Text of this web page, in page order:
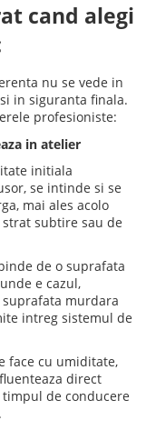
cand alegi
nu se vede in
in siguranta finala.
profesioniste:
in atelier
initiala
se intinde si se
mai ales acolo
subtire sau de
de o suprafata
e cazul,
murdara
intreg sistemul de
face cu umiditate,
direct
de conducere